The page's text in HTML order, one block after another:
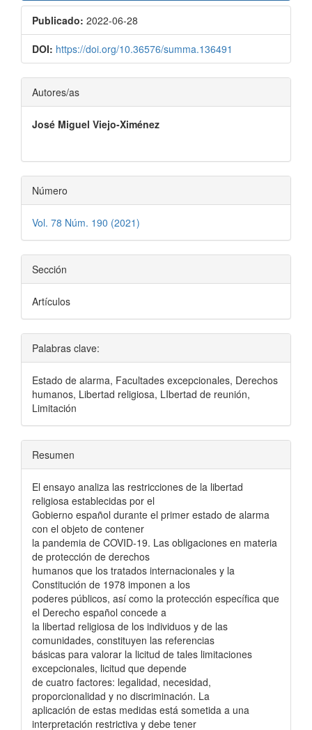
Publicado: 2022-06-28
DOI: https://doi.org/10.36576/summa.136491
Contenido
principal
del
artículo
Autores/as
José Miguel Viejo-Ximénez
Número
Vol. 78 Núm. 190 (2021)
Sección
Artículos
Palabras clave:
Estado de alarma, Facultades excepcionales, Derechos
humanos, Libertad religiosa, LIbertad de reunión,
Limitación
Resumen
El ensayo analiza las restricciones de la libertad
religiosa establecidas por el
Gobierno español durante el primer estado de alarma
con el objeto de contener
la pandemia de COVID-19. Las obligaciones en materia
de protección de derechos
humanos que los tratados internacionales y la
Constitución de 1978 imponen a los
poderes públicos, así como la protección específica que
el Derecho español concede a
la libertad religiosa de los individuos y de las
comunidades, constituyen las referencias
básicas para valorar la licitud de tales limitaciones
excepcionales, licitud que depende
de cuatro factores: legalidad, necesidad,
proporcionalidad y no discriminación. La
aplicación de estas medidas está sometida a una
interpretación restrictiva y debe tener